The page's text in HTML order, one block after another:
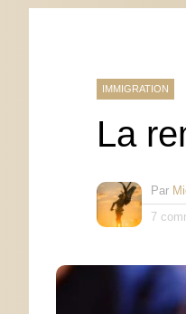
IMMIGRATION
La
Par
7